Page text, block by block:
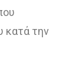
κατά την